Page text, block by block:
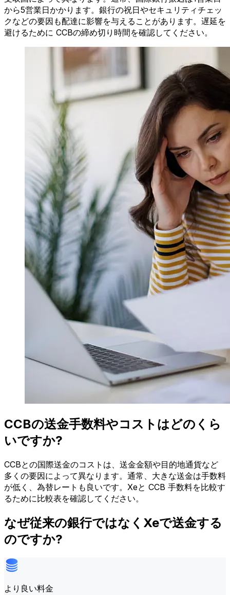
から5営業日かかります。銀行の祝日やセキュリティチェッ
クなどの要因も配達に影響を与えることがあります。遅延を
避けるために CCBの締め切り時間を確認してください。
CCBの送金手数料やコストはどのくら
いですか?
CCBとの国際送金のコストは、送金金額や目的地通貨など
多くの要因によって異なります。通常、大きな送金は手数料
が低く、為替レートも良いです。Xeと CCB 手数料を比較す
るために比較表を確認してください。
なぜ従来の銀行ではなくXeで送金する
のですか?
より良い料金